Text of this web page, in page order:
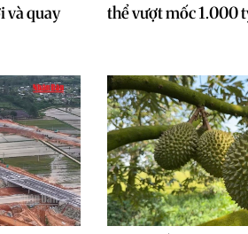
và quay
thể vượt mốc 1.000